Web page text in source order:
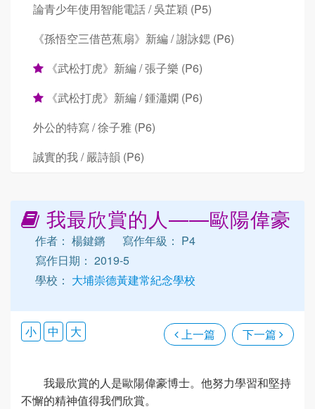
論青少年使用智能電話 / 吳芷穎 (P5)
《孫悟空三借芭蕉扇》新編 / 謝詠鍶 (P6)
《武松打虎》新編 / 張子樂 (P6)
《武松打虎》新編 / 鍾瀟嫻 (P6)
外公的特寫 / 徐子雅 (P6)
誠實的我 / 嚴詩韻 (P6)
我最欣賞的人——歐陽偉豪
作者： 楊鍵鏘
寫作年級： P4
寫作日期： 2019-5
學校： 大埔崇德黃建常紀念學校
上一篇 下一篇
小 中 大
我最欣賞的人是歐陽偉豪博士。他努力學習和堅持
不懈的精神值得我們欣賞。